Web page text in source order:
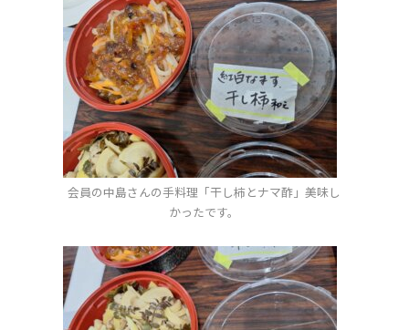
会員の中島さんの手料理「干し柿とナマ酢」美味し
かったです。